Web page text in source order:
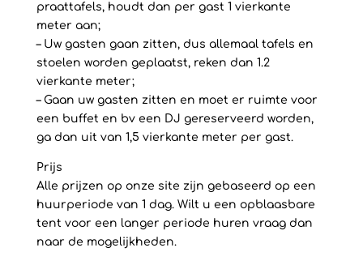
praattafels, houdt dan per gast 1 vierkante
meter aan;
– Uw gasten gaan zitten, dus allemaal tafels en
stoelen worden geplaatst, reken dan 1.2
vierkante meter;
– Gaan uw gasten zitten en moet er ruimte voor
een buffet en bv een DJ gereserveerd worden,
ga dan uit van 1,5 vierkante meter per gast.
Prijs
Alle prijzen op onze site zijn gebaseerd op een
huurperiode van 1 dag. Wilt u een opblaasbare
tent voor een langer periode huren vraag dan
naar de mogelijkheden.